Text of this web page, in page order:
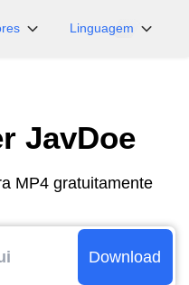
Linguagem
Español
Português
JavDoe
MP4 gratuitamente
Download